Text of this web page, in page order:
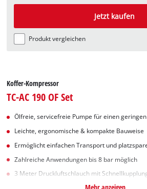
Jetzt kaufen
Produkt vergleichen
Koffer-Kompressor
TC-AC 190 OF Set
Ölfreie, servicefreie Pumpe für einen
Leichte, ergonomische & kompakte Bauweise
Ermöglicht einfachen Transport und
Zahlreiche Anwendungen bis 8 bar möglich
3 Meter Druckluftschlauch mit